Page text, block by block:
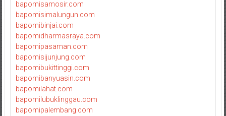
bapomisamosir.com
bapomisimalungun.com
bapomibinjai.com
bapomidharmasraya.com
bapomipasaman.com
bapomisijunjung.com
bapomibukittinggi.com
bapomibanyuasin.com
bapomilahat.com
bapomilubuklinggau.com
bapomipalembang.com